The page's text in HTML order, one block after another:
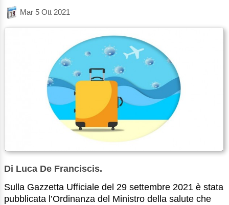
Mar 5 Ott 2021
Di Luca De Franciscis.
Sulla Gazzetta Ufficiale del 29 settembre 2021 è stata
pubblicata l’Ordinanza del Ministro della salute che